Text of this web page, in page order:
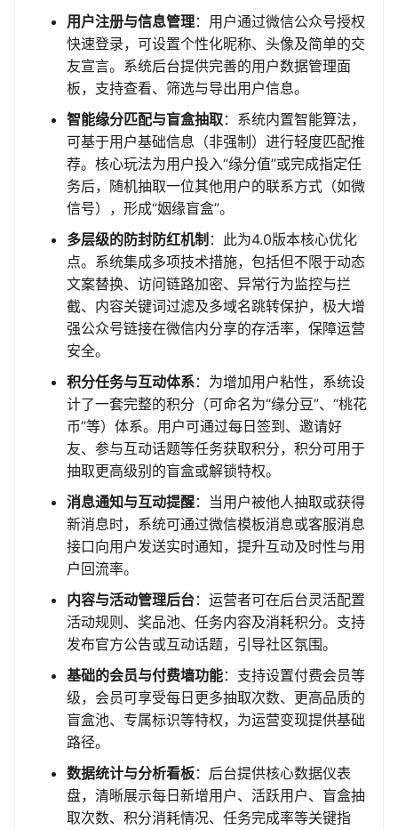
用户注册与信息管理：用户通过微信公众号授权
快速登录，可设置个性化昵称、头像及简单的交
友宣言。系统后台提供完善的用户数据管理面
板，支持查看、筛选与导出用户信息。
智能缘分匹配与盲盒抽取：系统内置智能算法，
可基于用户基础信息（非强制）进行轻度匹配推
荐。核心玩法为用户投入“缘分值”或完成指定任
务后，随机抽取一位其他用户的联系方式（如微
信号），形成“姻缘盲盒”。
多层级的防封防红机制 ：此为4.0版本核心优化
点。系统集成多项技术措施，包括但不限于动态
文案替换、访问链路加密、异常行为监控与拦
截、内容关键词过滤及多域名跳转保护，极大增
强公众号链接在微信内分享的存活率，保障运营
安全。
积分任务与互动体系：为增加用户粘性，系统设
计了一套完整的积分（可命名为“缘分豆”、“桃花
币”等）体系。用户可通过每日签到、邀请好
友、参与互动话题等任务获取积分，积分可用于
抽取更高级别的盲盒或解锁特权。
消息通知与互动提醒：当用户被他人抽取或获得
新消息时，系统可通过微信模板消息或客服消息
接口向用户发送实时通知，提升互动及时性与用
户回流率。
内容与活动管理后台：运营者可在后台灵活配置
活动规则、奖品池、任务内容及消耗积分。支持
发布官方公告或互动话题，引导社区氛围。
基础的会员与付费墙功能：支持设置付费会员等
级，会员可享受每日更多抽取次数、更高品质的
盲盒池、专属标识等特权，为运营变现提供基础
路径。
数据统计与分析看板：后台提供核心数据仪表
盘，清晰展示每日新增用户、活跃用户、盲盒抽
取次数、积分消耗情况、任务完成率等关键指